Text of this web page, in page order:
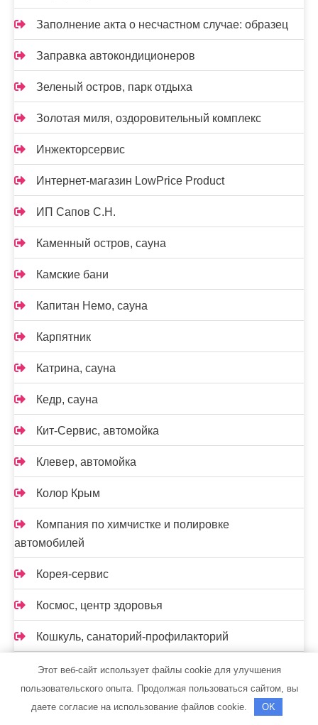
Заполнение акта о несчастном случае: образец
Заправка автокондиционеров
Зеленый остров, парк отдыха
Золотая миля, оздоровительный комплекс
Инжекторсервис
Интернет-магазин LowPrice Product
ИП Сапов С.Н.
Каменный остров, сауна
Камские бани
Капитан Немо, сауна
Карпятник
Катрина, сауна
Кедр, сауна
Кит-Сервис, автомойка
Клевер, автомойка
Колор Крым
Компания по химчистке и полировке
автомобилей
Корея-сервис
Космос, центр здоровья
Кошкуль, санаторий-профилакторий
Крылья, автомойка
Этот веб-сайт использует файлы cookie для улучшения
пользовательского опыта. Продолжая пользоваться сайтом, вы
даете согласие на использование файлов cookie.
OK